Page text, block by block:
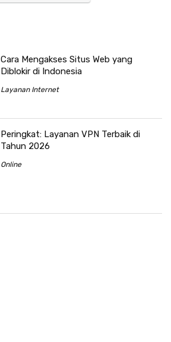
Cara Mengakses Situs Web yang
Diblokir di Indonesia
Layanan Internet
Peringkat: Layanan VPN Terbaik di
Tahun 2026
Online